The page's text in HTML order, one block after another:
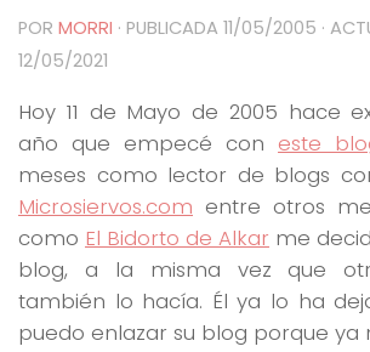
POR MORRI · PUBLICADA 11/05/2005 ·
12/05/2021
Hoy 11 de Mayo de 2005 hace
año que empecé con este
meses como lector de blogs
Microsiervos.com entre otros
como El Bidorto de Alkar me
blog, a la misma vez que
también lo hacía. Él ya lo ha
puedo enlazar su blog porque ya